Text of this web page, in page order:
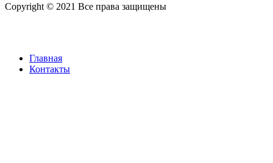
Copyright © 2021 Все права защищены
Главная
Контакты